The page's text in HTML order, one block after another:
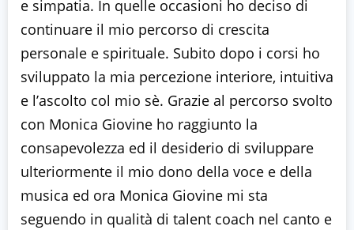
e simpatia. In quelle occasioni ho deciso di
continuare il mio percorso di crescita
personale e spirituale. Subito dopo i corsi ho
sviluppato la mia percezione interiore, intuitiva
e l’ascolto col mio sè. Grazie al percorso svolto
con Monica Giovine ho raggiunto la
consapevolezza ed il desiderio di sviluppare
ulteriormente il mio dono della voce e della
musica ed ora Monica Giovine mi sta
seguendo in qualità di talent coach nel canto e